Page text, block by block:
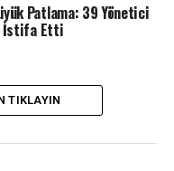
Vurgusu
gölgesinde yapılan bu
okuma” olarak
içinde bulunduğu zor
Patlama: 39 Yönetici
İstifa Etti
TIKLAYIN